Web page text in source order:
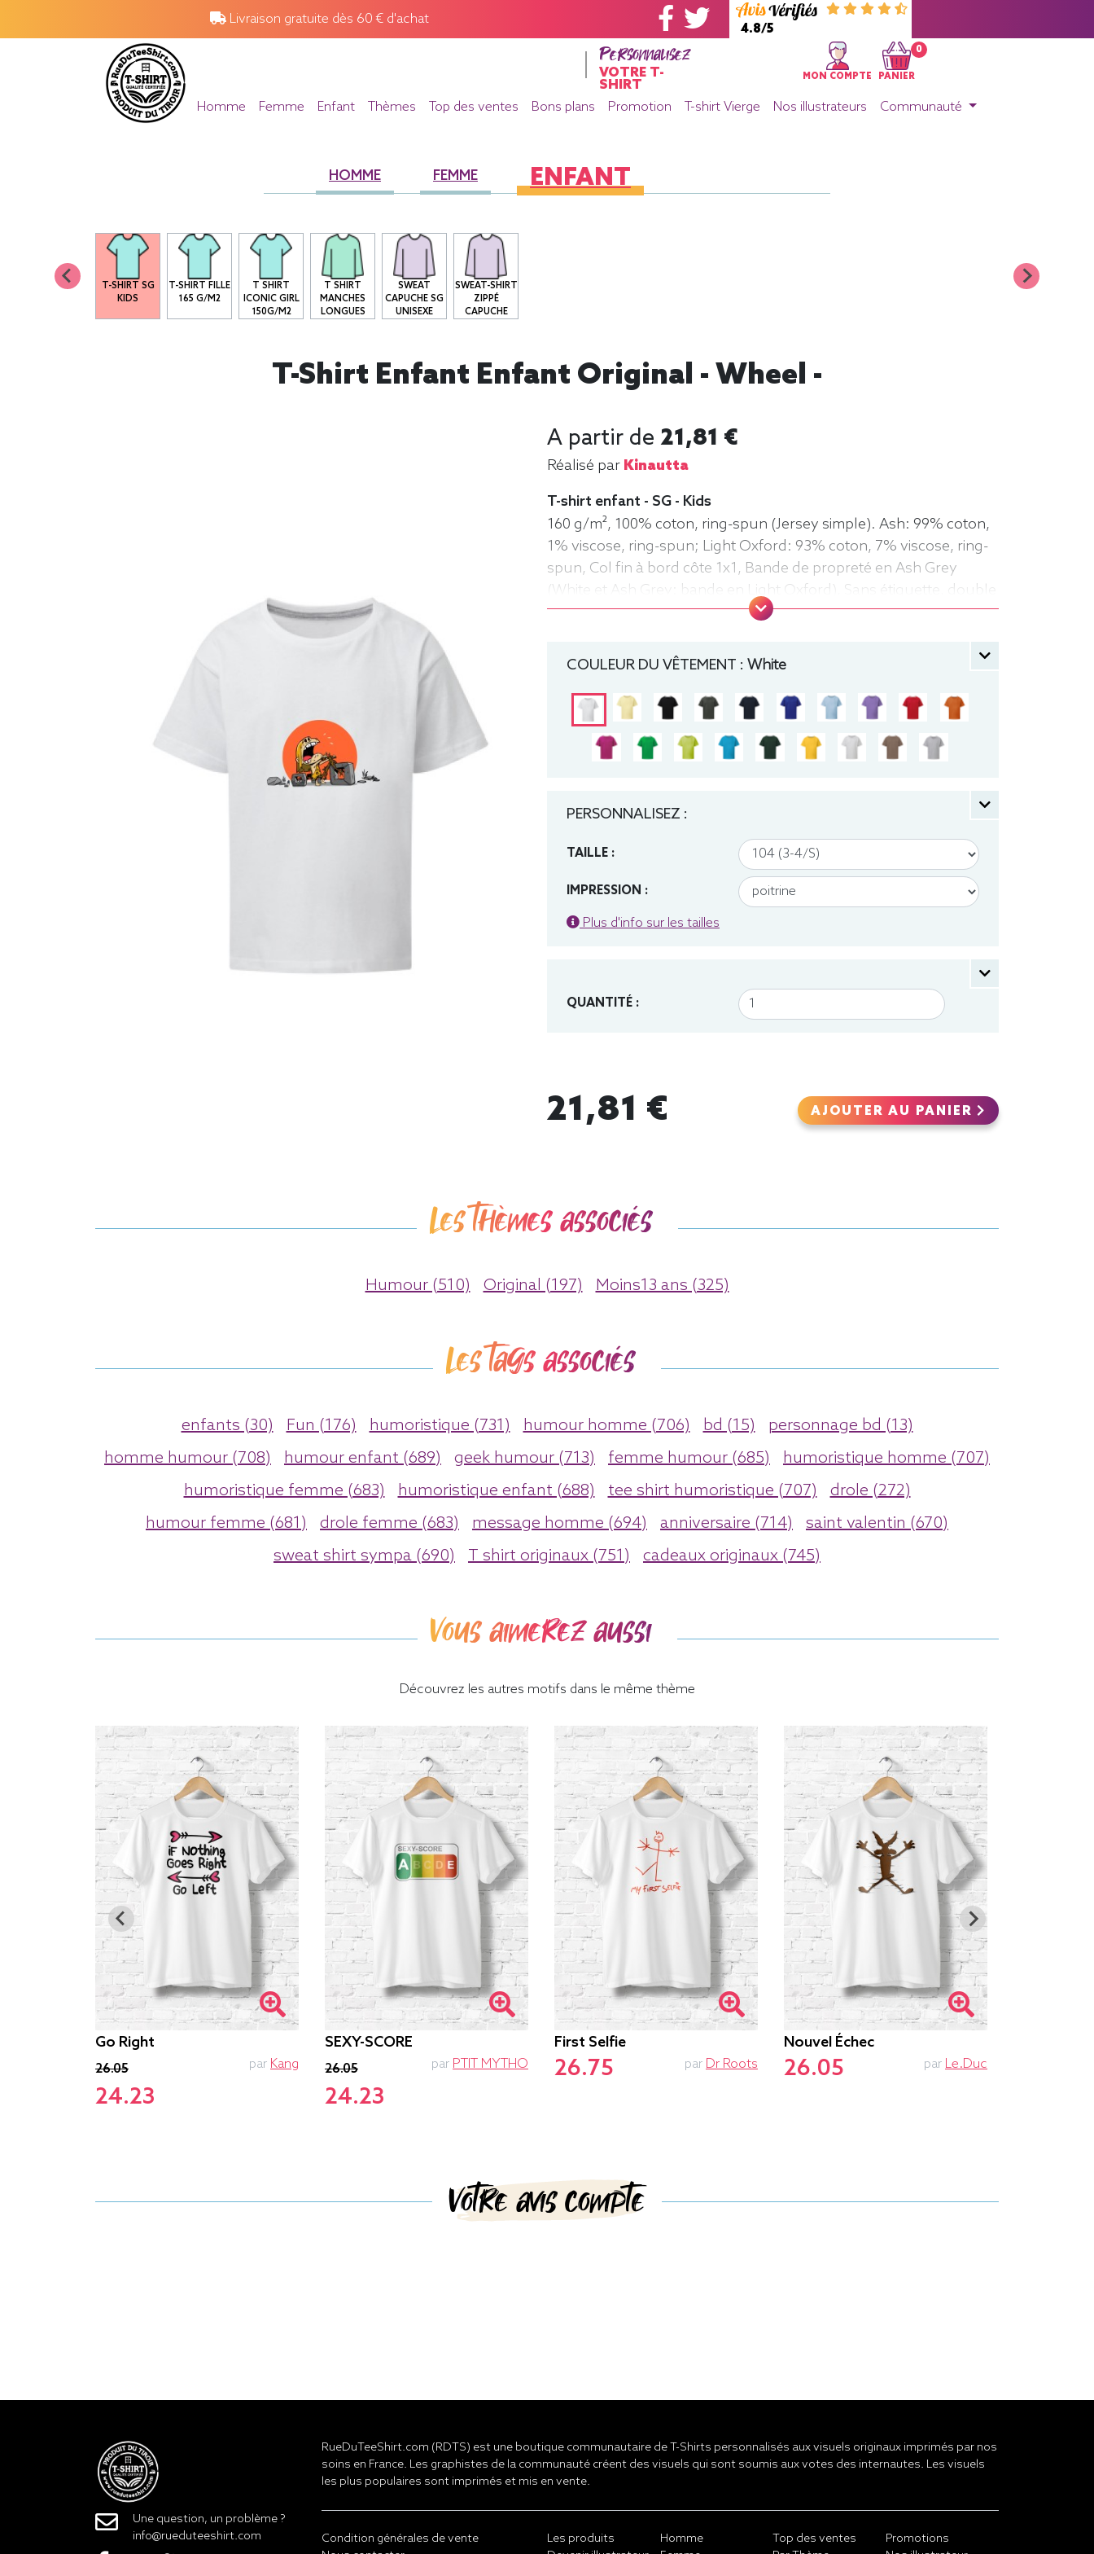
Livraison gratuite dès 60 € d'achat
4.8/5
Personnalisez
VOTRE T-
SHIRT
MON COMPTE
0
PANIER
Homme Femme Enfant Thèmes Top des ventes Bons plans Promotion T-shirt Vierge Nos illustrateurs Communauté
HOMME FEMME ENFANT
T-SHIRT SG
KIDS
T-SHIRT FILLE
165 G/M2
T SHIRT
ICONIC GIRL
150G/M2
T SHIRT
MANCHES
LONGUES
SWEAT
CAPUCHE SG
UNISEXE
SWEAT-SHIRT
ZIPPÉ
CAPUCHE
T-Shirt Enfant Enfant Original - Wheel -
A partir de 21,81 €
Réalisé par Kinautta
T-shirt enfant - SG - Kids
160 g/m², 100% coton, ring-spun (Jersey simple). Ash: 99% coton,
1% viscose, ring-spun; Light Oxford: 93% coton, 7% viscose, ring-
spun, Col fin à bord côte 1x1, Bande de propreté en Ash Grey
(White et Ash Grey: bande en Light Oxford), Sans étiquette, double
surpiqûres aux manches et à l'ourlet, Coutures latérales, Coupe
COULEUR DU VÊTEMENT : White
PERSONNALISEZ :
TAILLE :
IMPRESSION :
Plus d'info sur les tailles
QUANTITÉ :
21,81 € AJOUTER AU PANIER
Les thèmes associés
Humour (510) Original (197) Moins13 ans (325)
Les tags associés
enfants (30) Fun (176) humoristique (731) humour homme (706) bd (15)
personnage bd (13)
homme humour (708)
humour enfant (689) geek humour (713) femme humour (685)
humoristique homme (707)
humoristique femme (683)
humoristique enfant (688) tee shirt humoristique (707)
drole (272)
humour femme (681)
drole femme (683) message homme (694) anniversaire (714)
saint valentin (670)
sweat shirt sympa (690)
T shirt originaux (751) cadeaux originaux (745)
Vous aimerez aussi
Découvrez les autres motifs dans le même thème
Go Right
26.05
24.23
par Kang
SEXY-SCORE
26.05
24.23
par PTIT MYTHO
First Selfie
26.75 par Dr Roots
Nouvel Échec
26.05 par Le.duc
Votre avis compte
Une question, un problème ?
info@rueduteeshirt.com
RueDuTeeShirt.com (RDTS) est une boutique communautaire de T-Shirts personnalisés aux visuels originaux imprimés par nos
soins en France. Les graphistes de la communauté créent des visuels qui sont soumis aux votes des internautes. Les visuels
les plus populaires sont imprimés et mis en vente.
Condition générales de vente
Les produits
Homme
Top des ventes
Promotions